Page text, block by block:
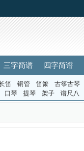
三字简谱 四字简谱
笛 铜管 笛箫
古筝古琴
口琴 提琴 架子 谱尺八